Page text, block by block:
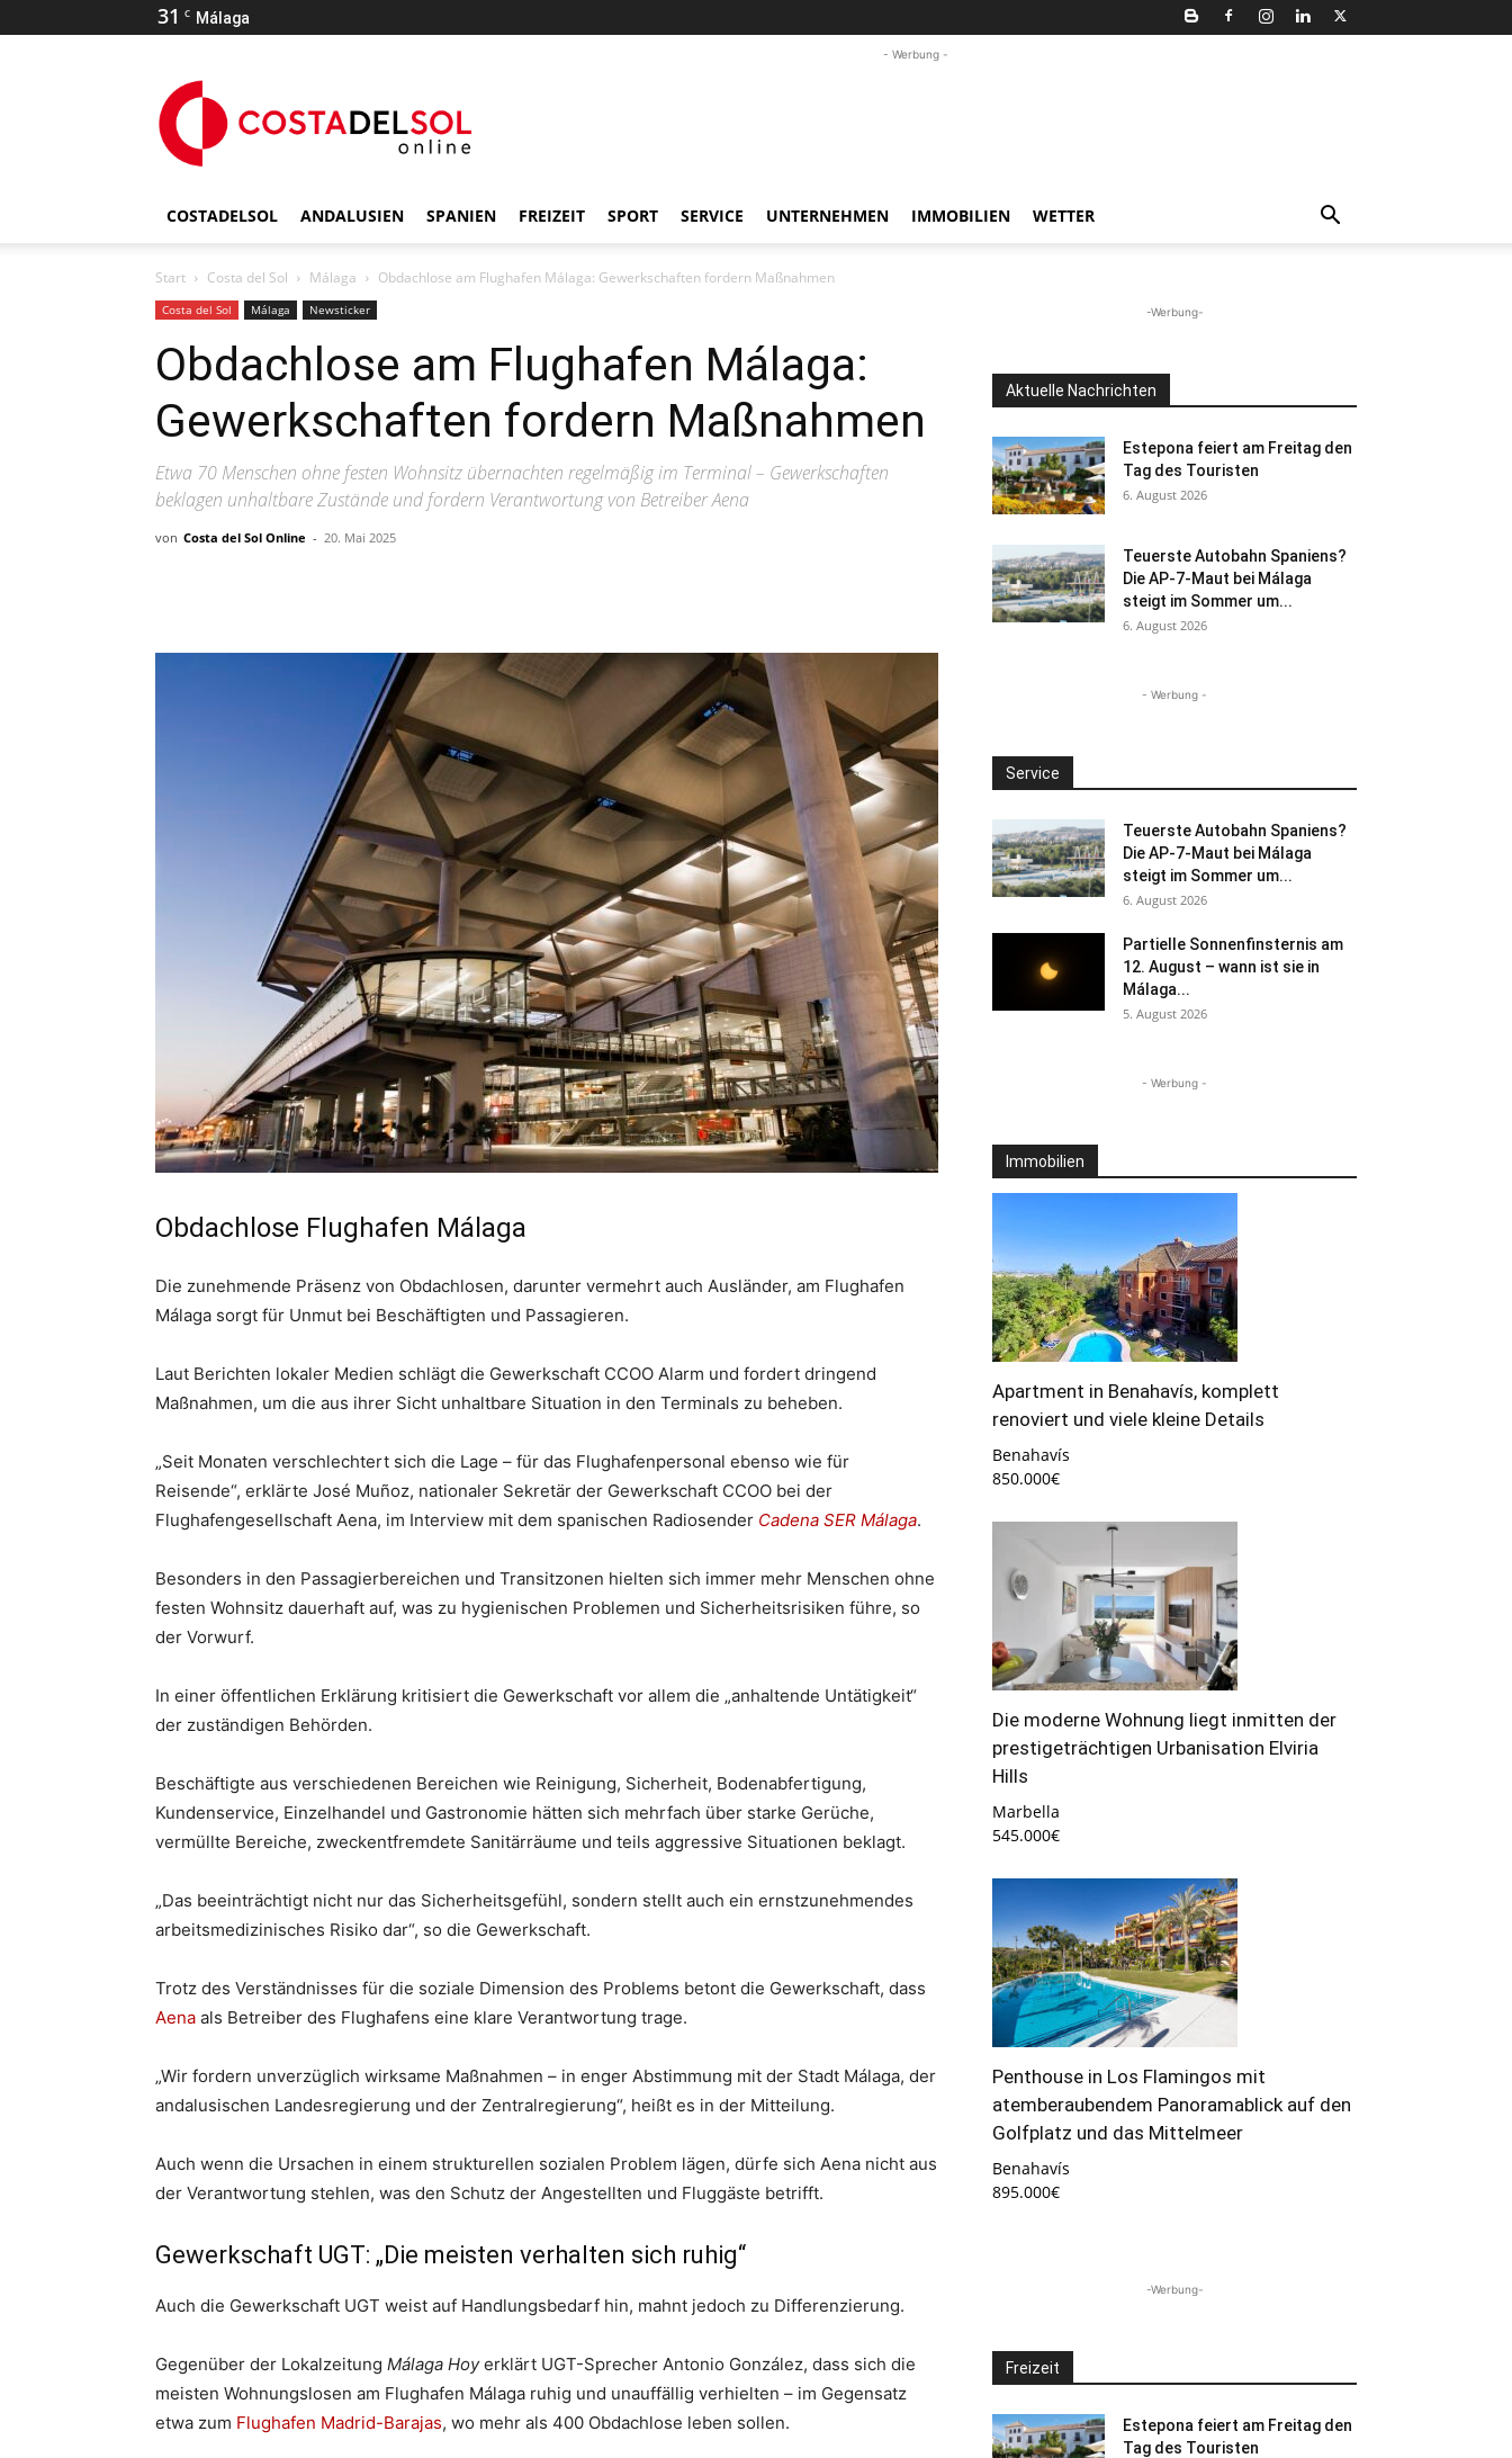
31 C Málaga
- Werbung -
COSTADELSOL ANDALUSIEN SPANIEN FREIZEIT SPORT SERVICE UNTERNEHMEN IMMOBILIEN WETTER
Start Costa del Sol Málaga Obdachlose am Flughafen Málaga: Gewerkschaften fordern Maßnahmen
Costa del Sol Málaga Newsticker
Obdachlose am Flughafen Málaga:
Gewerkschaften fordern Maßnahmen
Etwa 70 Menschen ohne festen Wohnsitz übernachten regelmäßig im Terminal – Gewerkschaften
beklagen unhaltbare Zustände und fordern Verantwortung von Betreiber Aena
von Costa del Sol Online - 20. Mai 2025
Obdachlose Flughafen Málaga
Die zunehmende Präsenz von Obdachlosen, darunter vermehrt auch Ausländer, am Flughafen
Málaga sorgt für Unmut bei Beschäftigten und Passagieren.
Laut Berichten lokaler Medien schlägt die Gewerkschaft CCOO Alarm und fordert dringend
Maßnahmen, um die aus ihrer Sicht unhaltbare Situation in den Terminals zu beheben.
„Seit Monaten verschlechtert sich die Lage – für das Flughafenpersonal ebenso wie für
Reisende“, erklärte José Muñoz, nationaler Sekretär der Gewerkschaft CCOO bei der
Flughafengesellschaft Aena, im Interview mit dem spanischen Radiosender Cadena SER Málaga.
Besonders in den Passagierbereichen und Transitzonen hielten sich immer mehr Menschen ohne
festen Wohnsitz dauerhaft auf, was zu hygienischen Problemen und Sicherheitsrisiken führe, so
der Vorwurf.
In einer öffentlichen Erklärung kritisiert die Gewerkschaft vor allem die „anhaltende Untätigkeit“
der zuständigen Behörden.
Beschäftigte aus verschiedenen Bereichen wie Reinigung, Sicherheit, Bodenabfertigung,
Kundenservice, Einzelhandel und Gastronomie hätten sich mehrfach über starke Gerüche,
vermüllte Bereiche, zweckentfremdete Sanitärräume und teils aggressive Situationen beklagt.
„Das beeinträchtigt nicht nur das Sicherheitsgefühl, sondern stellt auch ein ernstzunehmendes
arbeitsmedizinisches Risiko dar“, so die Gewerkschaft.
Trotz des Verständnisses für die soziale Dimension des Problems betont die Gewerkschaft, dass
Aena als Betreiber des Flughafens eine klare Verantwortung trage.
„Wir fordern unverzüglich wirksame Maßnahmen – in enger Abstimmung mit der Stadt Málaga, der
andalusischen Landesregierung und der Zentralregierung“, heißt es in der Mitteilung.
Auch wenn die Ursachen in einem strukturellen sozialen Problem lägen, dürfe sich Aena nicht aus
der Verantwortung stehlen, was den Schutz der Angestellten und Fluggäste betrifft.
Gewerkschaft UGT: „Die meisten verhalten sich ruhig“
Auch die Gewerkschaft UGT weist auf Handlungsbedarf hin, mahnt jedoch zu Differenzierung.
Gegenüber der Lokalzeitung Málaga Hoyerklärt UGT-Sprecher Antonio González, dass sich die
meisten Wohnungslosen am Flughafen Málaga ruhig und unauffällig verhielten – im Gegensatz
etwa zum Flughafen Madrid-Barajas, wo mehr als 400 Obdachlose leben sollen.
-Werbung-
Aktuelle Nachrichten
Estepona feiert am Freitag den
Tag des Touristen
6. August 2026
Teuerste Autobahn Spaniens?
Die AP-7-Maut bei Málaga
steigt im Sommer um...
6. August 2026
- Werbung -
Service
Teuerste Autobahn Spaniens?
Die AP-7-Maut bei Málaga
steigt im Sommer um...
6. August 2026
Partielle Sonnenfinsternis am
12. August – wann ist sie in
Málaga...
5. August 2026
- Werbung -
Immobilien
Apartment in Benahavís, komplett
renoviert und viele kleine Details
Benahavís
850.000€
Die moderne Wohnung liegt inmitten der
prestigeträchtigen Urbanisation Elviria
Hills
Marbella
545.000€
Penthouse in Los Flamingos mit
atemberaubendem Panoramablick auf den
Golfplatz und das Mittelmeer
Benahavís
895.000€
-Werbung-
Freizeit
Estepona feiert am Freitag den
Tag des Touristen